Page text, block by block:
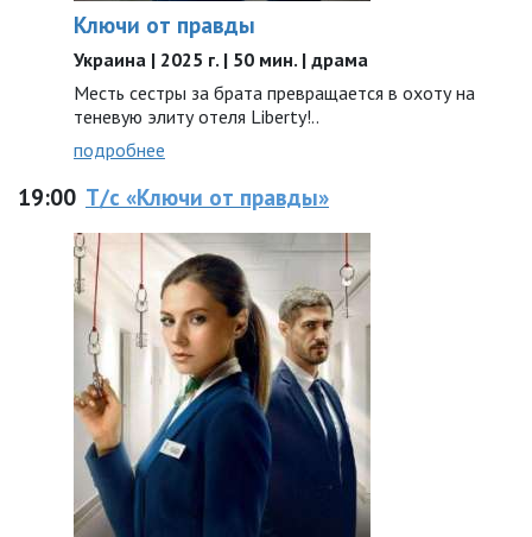
Ключи от правды
Украина | 2025 г. | 50 мин. | драма
Месть сестры за брата превращается в охоту на
теневую элиту отеля Liberty!..
подробнее
19:00 Т/с «Ключи от правды»